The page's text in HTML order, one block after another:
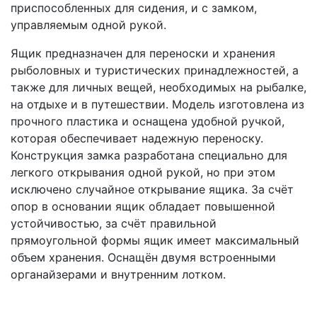
приспособленных для сидения, и с замком,
управляемым одной рукой.
Ящик предназначен для переноски и хранения
рыболовных и туристических принадлежностей, а
также для личных вещей, необходимых на рыбалке,
на отдыхе и в путешествии. Модель изготовлена из
прочного пластика и оснащена удобной ручкой,
которая обеспечивает надежную переноску.
Конструкция замка разработана специально для
легкого открывания одной рукой, но при этом
исключено случайное открывание ящика. За счёт
опор в основании ящик обладает повышенной
устойчивостью, за счёт правильной
прямоугольной формы ящик имеет максимальный
объем хранения. Оснащён двумя встроенными
органайзерами и внутренним лотком.